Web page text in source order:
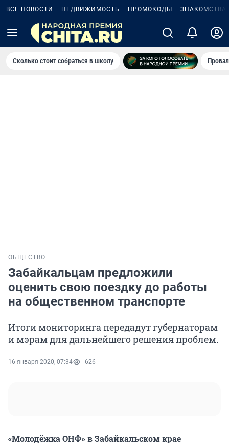
ВСЕ НОВОСТИ НЕДВИЖИМОСТЬ ПРОМОКОДЫ ЗНАКОМСТВА
Сколько стоит собраться в школу
ОБЩЕСТВО
Забайкальцам предложили
оценить свою поездку до работы
на общественном транспорте
Итоги мониторинга передадут губернаторам
и мэрам для дальнейшего решения проблем.
16 января 2020, 07:34 626
«Молодёжка ОНФ» в Забайкальском крае